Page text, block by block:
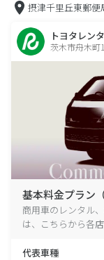
摂津千里丘東郵便
トヨタレン
茨木市舟木町
基本料金プラン（
商用車のレンタル
は、こちらから各
代表車種